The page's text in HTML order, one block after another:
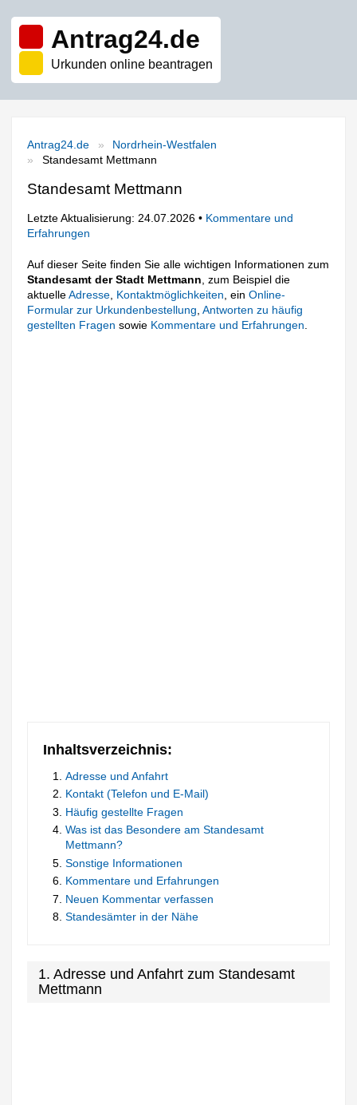
Antrag24.de
Urkunden online beantragen
Antrag24.de
Nordrhein-Westfalen
Standesamt Mettmann
Standesamt Mettmann
Letzte Aktualisierung: 24.07.2026 • Kommentare und
Erfahrungen
Auf dieser Seite finden Sie alle wichtigen Informationen zum
Standesamt der Stadt Mettmann , zum Beispiel die
aktuelleAdresse Kontaktmöglichkeiten , einOnline-
Formular zur Urkundenbestellung ,Antworten zu häufig
gestellten Fragen sowie Kommentare und Erfahrungen
Inhaltsverzeichnis:
Adresse und Anfahrt
Kontakt (Telefon und E-Mail)
Häufig gestellte Fragen
Was ist das Besondere am Standesamt
Mettmann?
Sonstige Informationen
Kommentare und Erfahrungen
Neuen Kommentar verfassen
Standesämter in der Nähe
1. Adresse und Anfahrt zum Standesamt
Mettmann